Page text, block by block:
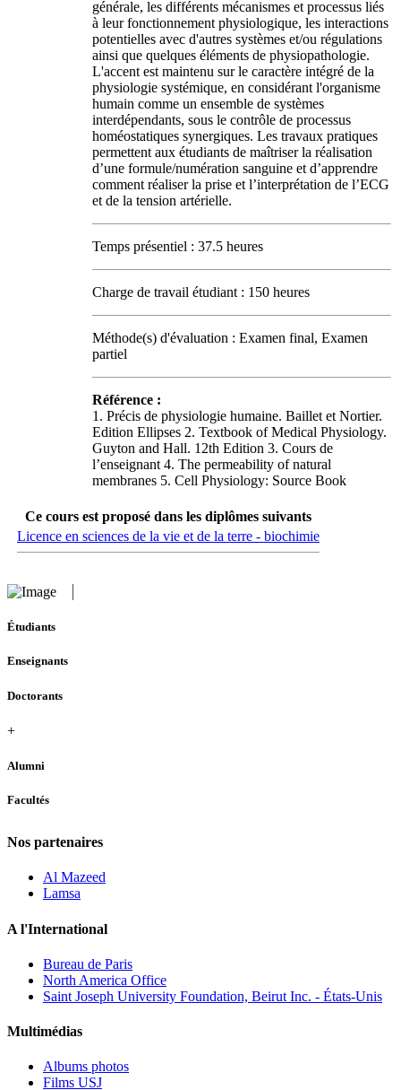
générale, les différents mécanismes et processus liés
à leur fonctionnement physiologique, les interactions
potentielles avec d'autres systèmes et/ou régulations
ainsi que quelques éléments de physiopathologie.
L'accent est maintenu sur le caractère intégré de la
physiologie systémique, en considérant l'organisme
humain comme un ensemble de systèmes
interdépendants, sous le contrôle de processus
homéostatiques synergiques. Les travaux pratiques
permettent aux étudiants de maîtriser la réalisation
d’une formule/numération sanguine et d’apprendre
comment réaliser la prise et l’interprétation de l’ECG
et de la tension artérielle.
Temps présentiel : 37.5 heures
Charge de travail étudiant : 150 heures
Méthode(s) d'évaluation : Examen final, Examen
partiel
Référence :
1. Précis de physiologie humaine. Baillet et Nortier.
Edition Ellipses 2. Textbook of Medical Physiology.
Guyton and Hall. 12th Edition 3. Cours de
l’enseignant 4. The permeability of natural
membranes 5. Cell Physiology: Source Book
Ce cours est proposé dans les diplômes suivants
Licence en sciences de la vie et de la terre - biochimie
Étudiants
Enseignants
Doctorants
+
Alumni
Facultés
Nos partenaires
Al Mazeed
Lamsa
A l'International
Bureau de Paris
North America Office
Saint Joseph University Foundation, Beirut Inc. - États-Unis
Multimédias
Albums photos
Films USJ